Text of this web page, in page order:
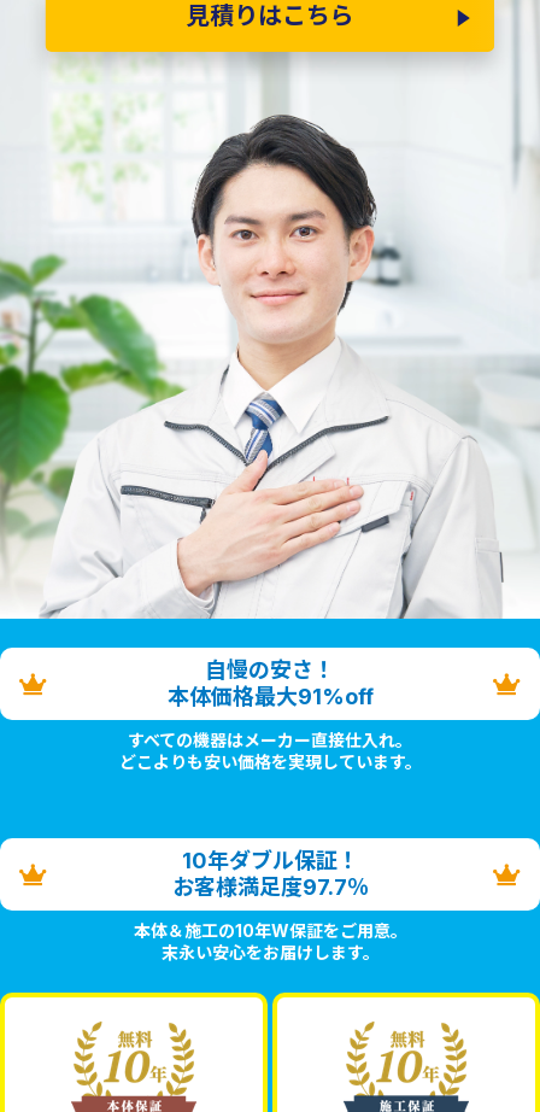
見積りはこちら
自慢の安さ！
本体価格最大91%off
すべての機器はメーカー直接仕入れ。
どこよりも安い価格を実現しています。
10年ダブル保証！
お客様満足度97.7％
本体＆施工の10年W保証をご用意。
末永い安心をお届けします。